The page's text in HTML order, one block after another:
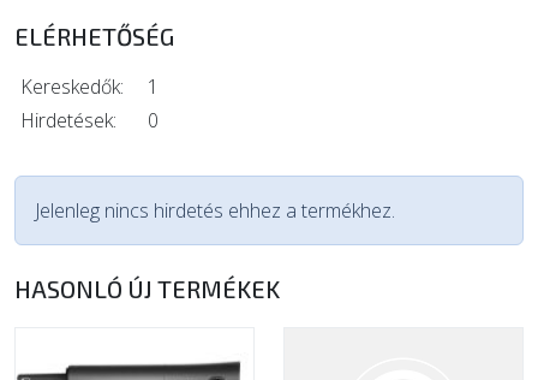
ELÉRHETŐSÉG
Kereskedők:
1
Hirdetések:
0
Jelenleg nincs hirdetés ehhez a termékhez.
HASONLÓ ÚJ TERMÉKEK